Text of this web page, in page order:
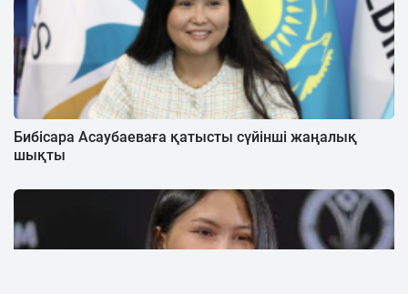
Бибісара Асаубаеваға қатысты сүйінші жаңалық
шықты